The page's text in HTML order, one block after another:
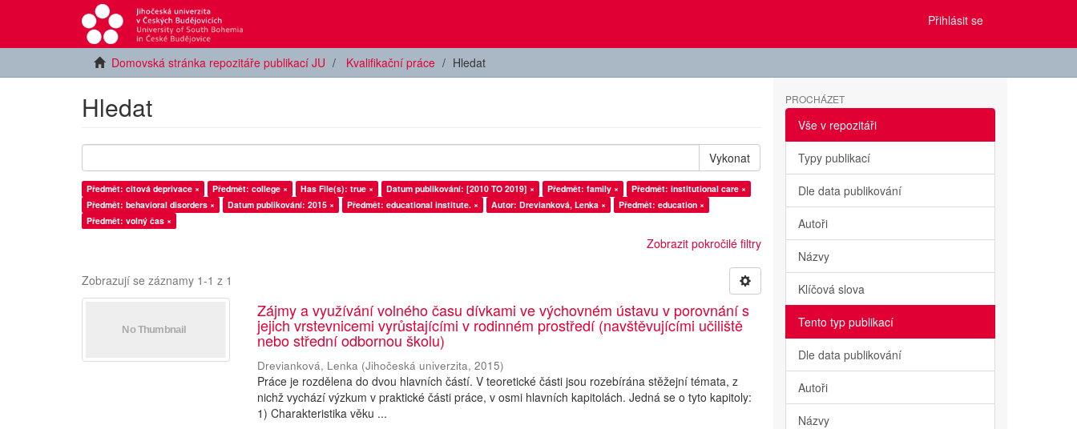
Přihlásit se
Domovská stránka repozitáře publikací JU Kvalifikační práce Hledat
Hledat
Vykonat
Předmět: citová deprivace × Předmět: college × Has File(s): true × Datum publikování: [2010 TO 2019] × Předmět: family ×
Předmět: institutional care ×
Předmět: behavioral disorders ×
Datum publikování: 2015 × Předmět: educational institute. × Autor: Drevianková, Lenka ×
Předmět: education ×
Předmět: volný čas ×
Zobrazit pokročilé filtry
Zobrazují se záznamy 1-1 z 1
Zájmy a využívání volného času dívkami ve výchovném ústavu v porovnání s
jejich vrstevnicemi vyrůstajícími v rodinném prostředí (navštěvujícími učiliště
nebo střední odbornou školu)
Drevianková, Lenka (Jihočeská univerzita,2015)
Práce je rozdělena do dvou hlavních částí. V teoretické části jsou rozebírána stěžejní témata, z
nichž vychází výzkum v praktické části práce, v osmi hlavních kapitolách. Jedná se o tyto kapitoly:
1) Charakteristika věku ...
PROCHÁZET
Vše v repozitáři
Typy publikací
Dle data publikování
Autoři
Názvy
Klíčová slova
Tento typ publikací
Dle data publikování
Autoři
Názvy